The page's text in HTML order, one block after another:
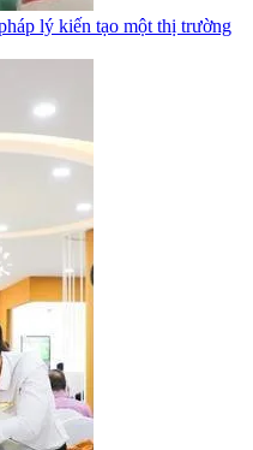
lý kiến tạo một thị trường